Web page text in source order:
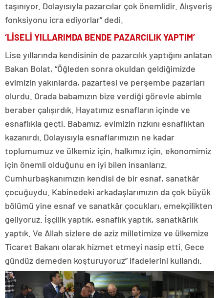
taşınıyor. Dolayısıyla pazarcılar çok önemlidir. Alışveriş
fonksiyonu icra ediyorlar” dedi.
‘LİSELİ YILLARIMDA BENDE PAZARCILIK YAPTIM’
Lise yıllarında kendisinin de pazarcılık yaptığını anlatan
Bakan Bolat, “Öğleden sonra okuldan geldiğimizde
evimizin yakınlarda, pazartesi ve perşembe pazarları
olurdu. Orada babamızın bize verdiği görevle abimle
beraber çalışırdık. Hayatımız esnafların içinde ve
esnaflıkla geçti. Babamız, evimizin rızkını esnaflıktan
kazanırdı. Dolayısıyla esnaflarımızın ne kadar
toplumumuz ve ülkemiz için, halkımız için, ekonomimiz
için önemli olduğunu en iyi bilen insanlarız.
Cumhurbaşkanımızın kendisi de bir esnaf, sanatkâr
çocuğuydu. Kabinedeki arkadaşlarımızın da çok büyük
bölümü yine esnaf ve sanatkâr çocukları, emekçilikten
geliyoruz. İşçilik yaptık, esnaflık yaptık, sanatkârlık
yaptık. Ve Allah sizlere de aziz milletimize ve ülkemize
Ticaret Bakanı olarak hizmet etmeyi nasip etti. Gece
gündüz demeden koşturuyoruz” ifadelerini kullandı.